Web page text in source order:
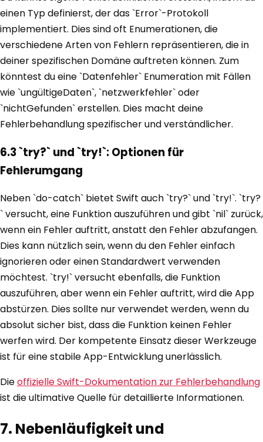
einen Typ definierst, der das `Error`-Protokoll
implementiert. Dies sind oft Enumerationen, die
verschiedene Arten von Fehlern repräsentieren, die in
deiner spezifischen Domäne auftreten können. Zum
könntest du eine `Datenfehler` Enumeration mit Fällen
wie `ungültigeDaten`, `netzwerkfehler` oder
`nichtGefunden` erstellen. Dies macht deine
Fehlerbehandlung spezifischer und verständlicher.
6.3 `try?` und `try!`: Optionen für
Fehlerumgang
Neben `do-catch` bietet Swift auch `try?` und `try!`. `try?
` versucht, eine Funktion auszuführen und gibt `nil` zurück,
wenn ein Fehler auftritt, anstatt den Fehler abzufangen.
Dies kann nützlich sein, wenn du den Fehler einfach
ignorieren oder einen Standardwert verwenden
möchtest. `try!` versucht ebenfalls, die Funktion
auszuführen, aber wenn ein Fehler auftritt, wird die App
abstürzen. Dies sollte nur verwendet werden, wenn du
absolut sicher bist, dass die Funktion keinen Fehler
werfen wird. Der kompetente Einsatz dieser Werkzeuge
ist für eine stabile App-Entwicklung unerlässlich.
Dieoffizielle Swift-Dokumentation zur Fehlerbehandlung
ist die ultimative Quelle für detaillierte Informationen.
7. Nebenläufigkeit und